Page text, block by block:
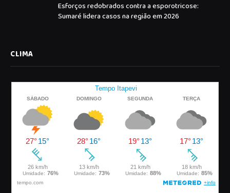
Esforços redobrados contra a esporotricose:
Sumaré lidera casos na região em 2026
CLIMA